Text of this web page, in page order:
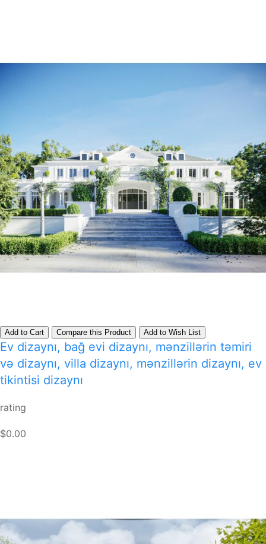
Add to Cart Compare this Product Add to Wish List
Ev dizaynı, bağ evi dizaynı, mənzillərin təmiri
və dizaynı, villa dizaynı, mənzillərin dizaynı, ev
tikintisi dizaynı
rating
$0.00